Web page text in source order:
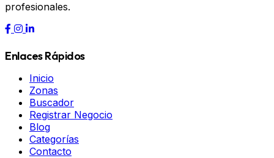
profesionales.
Enlaces Rápidos
Inicio
Zonas
Buscador
Registrar Negocio
Blog
Categorías
Contacto